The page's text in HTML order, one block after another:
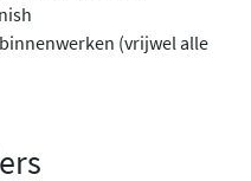
(vrijwel alle